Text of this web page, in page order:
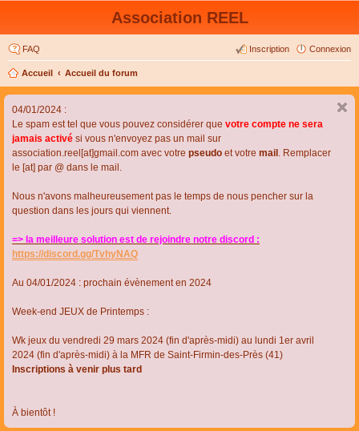
Association REEL
FAQ Connexion
Inscription
Accueil Accueil du forum
04/01/2024 :
Le spam est tel que vous pouvez considérer que votre compte ne sera
jamais activé si vous n'envoyez pas un mail sur
association.reel[at]gmail.com avec votre pseudo et votre mail . Remplacer
le [at] par @ dans le mail.
Nous n'avons malheureusement pas le temps de nous pencher sur la
question dans les jours qui viennent.
=> la meilleure solution est de rejoindre notre discord :
https://discord.gg/TvhyNAQ
Au 04/01/2024 : prochain évènement en 2024
Week-end JEUX de Printemps :
Wk jeux du vendredi 29 mars 2024 (fin d'après-midi) au lundi 1er avril
2024 (fin d'après-midi) à la MFR de Saint-Firmin-des-Près (41)
Inscriptions à venir plus tard
À bientôt !